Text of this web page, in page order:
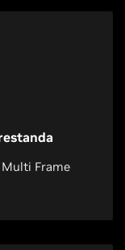
Multi Frame